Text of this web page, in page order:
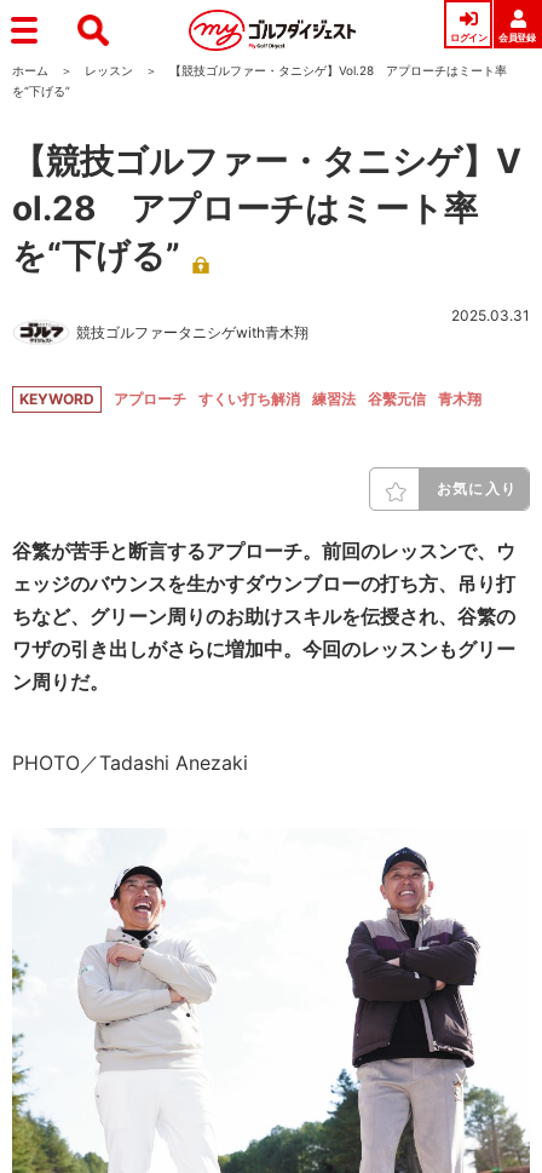
ログイン 会員登録
ホーム レッスン
【競技ゴルファー・タニシゲ】Vol.28 アプローチはミート率
を“下げる”
【競技ゴルファー・タニシゲ】V
ol.28 アプローチはミート率
を“下げる”
競技ゴルファータニシゲwith青木翔
2025.03.31
KEYWORD アプローチ すくい打ち解消 練習法 谷繫元信 青木翔
お気に入り
谷繁が苦手と断言するアプローチ。前回のレッスンで、ウ
ェッジのバウンスを生かすダウンブローの打ち方、吊り打
ちなど、グリーン周りのお助けスキルを伝授され、谷繁の
ワザの引き出しがさらに増加中。今回のレッスンもグリー
ン周りだ。
PHOTO／Tadashi Anezaki